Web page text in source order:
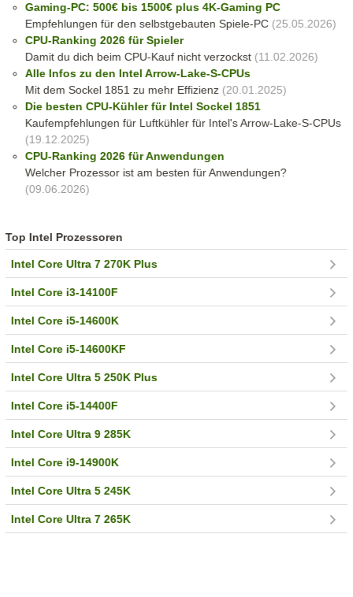
Gaming-PC: 500€ bis 1500€ plus 4K-Gaming PC
Empfehlungen für den selbstgebauten Spiele-PC(25.05.2026)
CPU-Ranking 2026 für Spieler
Damit du dich beim CPU-Kauf nicht verzockst(11.02.2026)
Alle Infos zu den Intel Arrow-Lake-S-CPUs
Mit dem Sockel 1851 zu mehr Effizienz(20.01.2025)
Die besten CPU-Kühler für Intel Sockel 1851
Kaufempfehlungen für Luftkühler für Intel's Arrow-Lake-S-CPUs
(19.12.2025)
CPU-Ranking 2026 für Anwendungen
Welcher Prozessor ist am besten für Anwendungen?
(09.06.2026)
Top Intel Prozessoren
Intel Core Ultra 7 270K Plus
Intel Core i3-14100F
Intel Core i5-14600K
Intel Core i5-14600KF
Intel Core Ultra 5 250K Plus
Intel Core i5-14400F
Intel Core Ultra 9 285K
Intel Core i9-14900K
Intel Core Ultra 5 245K
Intel Core Ultra 7 265K